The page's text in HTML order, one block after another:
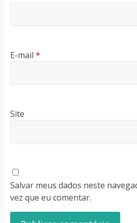
E-mail *
Site
Salvar meus dados neste
vez que eu comentar.